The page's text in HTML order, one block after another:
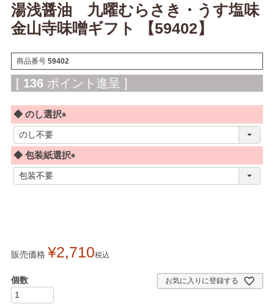
湯浅醤油 九曜むらさき・うす塩味
金山寺味噌ギフト 【59402】
商品番号 59402
[ 136 ポイント進呈 ]
◆ のし選択
必
須
◆ 包装紙選択
必
販売価格 ¥2,710税込
お気に入りに登録する